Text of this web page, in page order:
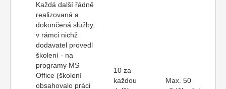
Každá další řádně
realizovaná a
dokončená služby,
v rámci nichž
dodavatel provedl
školení - na
programy MS
Office (školení
obsahovalo práci
10 za
každou
Max. 50